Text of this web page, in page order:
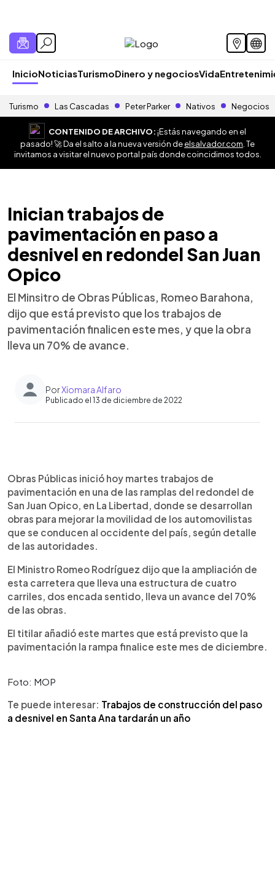
InicioNoticiasTurismoDinero y negociosVida
Turismo Las Cascadas Peter Parker Nativos Negocios
CONTENIDO DE ARCHIVO:¡Estás navegando en el
pasado! 🚀 Da el salto a la nueva versión deelsalvador.com . Te
invitamos a visitar el nuevo portal país donde coincidimos todos.
Inician trabajos de
pavimentación en paso a
desnivel en redondel San Juan
Opico
El Minsitro de Obras Públicas, Romeo Barahona,
dijo que está previsto que los trabajos de
pavimentación finalicen este mes, y que la obra
lleva un 70% de avance.
PorXiomara Alfaro
Publicado el 13 de diciembre de 2022
► Escuchar artículo
Obras Públicas inició hoy martes trabajos de
pavimentación en una de las ramplas del redondel de
San Juan Opico, en La Libertad, donde se desarrollan
obras para mejorar la movilidad de los automovilistas
que se conducen al occidente del país, según detalle
de las autoridades.
El Ministro Romeo Rodríguez dijo que la ampliación de
esta carretera que lleva una estructura de cuatro
carriles, dos encada sentido, lleva un avance del 70%
de las obras.
El titilar añadió este martes que está previsto que la
pavimentación la rampa finalice este mes de diciembre.
Foto: MOP
Te puede interesar: Trabajos de construcción del paso
a desnivel en Santa Ana tardarán un año